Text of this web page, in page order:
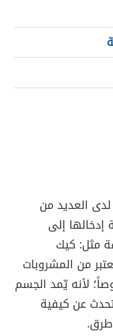
العديد من
إدخالها إلى
مثل: كيك
من المشروبات
لأنه يّمد الجسم
عن كيفية
طرق.